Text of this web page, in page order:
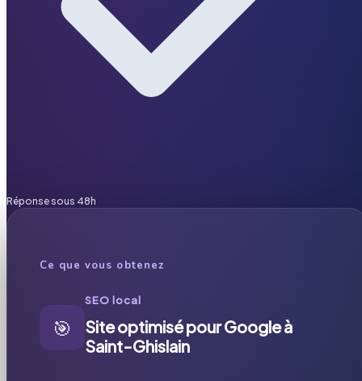
Réponse sous 48h
Ce que vous obtenez
🎯
SEO local
Site optimisé pour Google à
Saint-Ghislain